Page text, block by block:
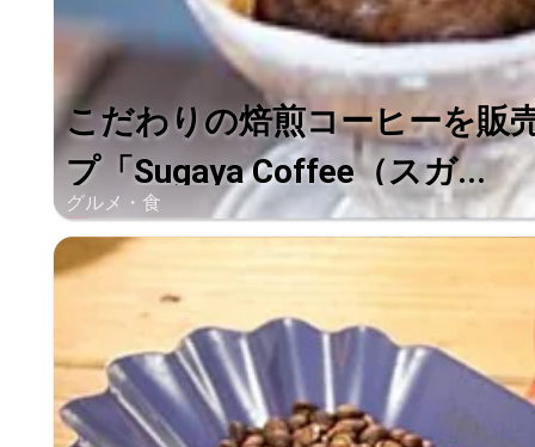
こだわりの焙煎コーヒーを販
プ「Sugaya Coffee（スガ...
グルメ・食